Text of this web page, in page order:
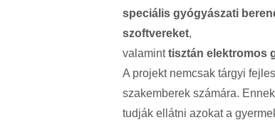
speciális gyógyászati
szoftvereket,
valaminttisztán elektromos
A projekt nemcsak tárgyi
szakemberek számára.
tudják ellátni azokat a